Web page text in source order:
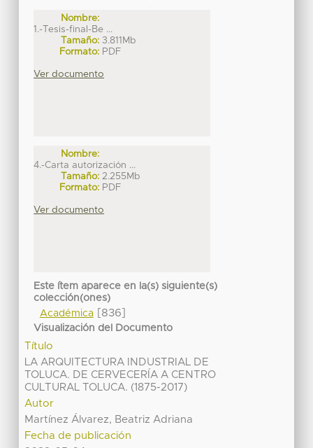
Nombre:
1.-Tesis-final-Be ...
Tamaño: 3.811Mb
Formato: PDF
Ver documento
Nombre:
4.-Carta autorización ...
Tamaño: 2.255Mb
Formato: PDF
Ver documento
Este ítem aparece en la(s) siguiente(s)
colección(ones)
Académica[836]
Visualización del Documento
Título
LA ARQUITECTURA INDUSTRIAL DE
TOLUCA. DE CERVECERÍA A CENTRO
CULTURAL TOLUCA. (1875-2017)
Autor
Martínez Álvarez, Beatriz Adriana
Fecha de publicación